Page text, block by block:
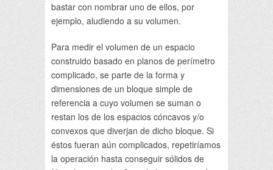
bastar con nombrar uno de ellos, por
ejemplo, aludiendo a su volumen.
Para medir el volumen de un espacio
construido basado en planos de perímetro
complicado, se parte de la forma y
dimensiones de un bloque simple de
referencia a cuyo volumen se suman o
restan los de los espacios cóncavos y/o
convexos que diverjan de dicho bloque. Si
éstos fueran aún complicados, repetiríamos
la operación hasta conseguir sólidos de